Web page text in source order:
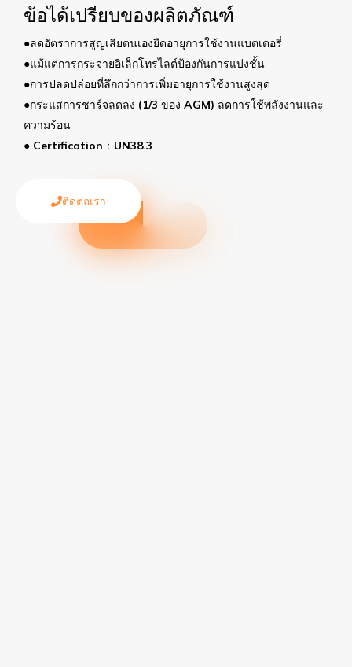
อได้เปรียบของผลิตภัณฑ์
ลดอัตราการสูญเสียตนเองยืดอายุการใช้งานแบตเตอรี่
แม้แต่การกระจายอิเล็กโทรไลต์ป้องกันการแบ่งชั้น
การปลดปล่อยที่ลึกกว่าการเพิ่มอายุการใช้งานสูงสุด
กระแสการชาร์จลดลง (1/3 ของ AGM) ลดการใช้พลังงานและ
วามร้อน
Certification：UN38.3
ติดต่อเรา